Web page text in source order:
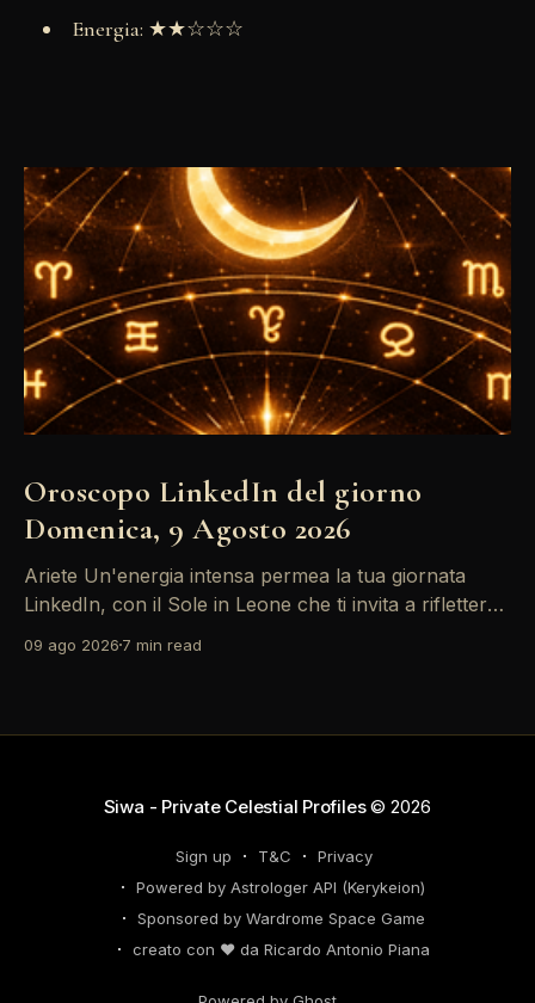
Energia: ★★☆☆☆
Oroscopo LinkedIn del giorno
Domenica, 9 Agosto 2026
Ariete Un'energia intensa permea la tua giornata
LinkedIn, con il Sole in Leone che ti invita a riflettere
dalla Luna in Gemelli, possono generare interazioni
09 ago 2026 7 min read
Siwa - Private Celestial Profiles© 2026
Sign up T&C
Privacy
Powered by Astrologer API (Kerykeion)
Sponsored by Wardrome Space Game
creato con ❤️ da Ricardo Antonio Piana